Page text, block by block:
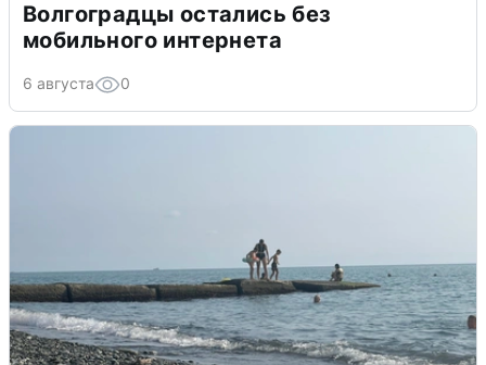
Волгоградцы остались без
мобильного интернета
6 августа 0